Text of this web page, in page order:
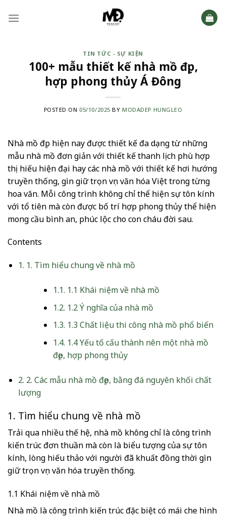
TIN TỨC - SỰ KIỆN
100+ mẫu thiết kế nhà mồ đẹp,
hợp phong thủy Á Đông
POSTED ON 05/10/2025 BY MODADEP HUNGLEO
Nhà mồ đẹp hiện nay được thiết kế đa dạng từ những
mẫu nhà mồ đơn giản với thiết kế thanh lịch phù hợp
thị hiếu hiện đại hay các nhà mồ với thiết kế hơi hướng
truyền thống, gìn giữ trọn vẹn văn hóa Việt trong từng
hoa văn. Mỗi công trình không chỉ thể hiện sự tôn kính
với tổ tiên mà còn được bố trí hợp phong thủy thể hiện
mong cầu bình an, phúc lộc cho con cháu đời sau.
Contents
1. 1. Tìm hiểu chung về nhà mồ
1.1. 1.1 Khái niệm về nhà mồ
1.2. 1.2 Ý nghĩa của nhà mồ
1.3. 1.3 Chất liệu thi công nhà mồ phổ biến
1.4. 1.4 Yếu tố cấu thành nên một nhà mồ
đẹp, hợp phong thủy
2. 2. Các mẫu nhà mồ đẹp, bằng đá nguyên khối chất
lượng
1. Tìm hiểu chung về nhà mồ
Trải qua nhiều thế hệ, nhà mồ không chỉ là công trình
kiến trúc đơn thuần mà còn là biểu tượng của sự tôn
kính, lòng hiếu thảo với người đã khuất đồng thời gìn
giữ trọn vẹn văn hóa truyền thống.
1.1 Khái niệm về nhà mồ
Nhà mồ là công trình kiến trúc đặc biệt có mái che hình